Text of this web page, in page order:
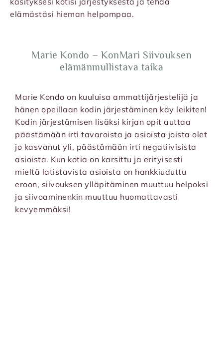
elämästäsi hieman helpompaa.
Marie Kondo – KonMari Siivouksen
elämänmullistava taika
Marie Kondo on kuuluisa ammattijärjestelijä ja
hänen opeillaan kodin järjestäminen käy leikiten!
Kodin järjestämisen lisäksi kirjan opit auttaa
päästämään irti tavaroista ja asioista joista olet
jo kasvanut yli, päästämään irti negatiivisista
asioista. Kun kotia on karsittu ja erityisesti
mieltä latistavista asioista on hankkiuduttu
eroon, siivouksen ylläpitäminen muuttuu helpoksi
ja siivoaminenkin muuttuu huomattavasti
kevyemmäksi!